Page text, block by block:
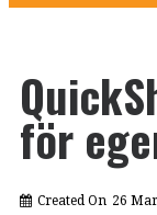
för
Created On 26